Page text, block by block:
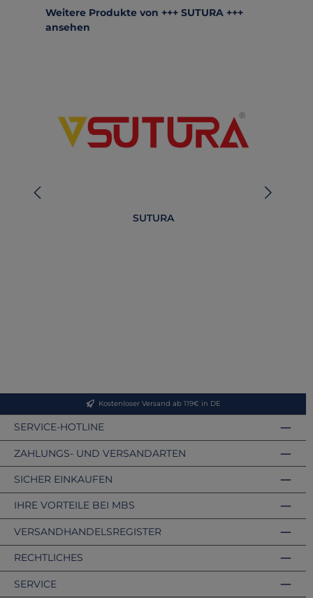
Produktgalerie überspringen
Weitere Produkte von +++ SUTURA +++
ansehen
SUTURA
Kostenloser Versand ab 119€ in DE
SERVICE-HOTLINE
ZAHLUNGS- UND VERSANDARTEN
VERSANDHANDELSREGISTER
SICHER EINKAUFEN
IHRE VORTEILE BEI MBS
RECHTLICHES
SERVICE